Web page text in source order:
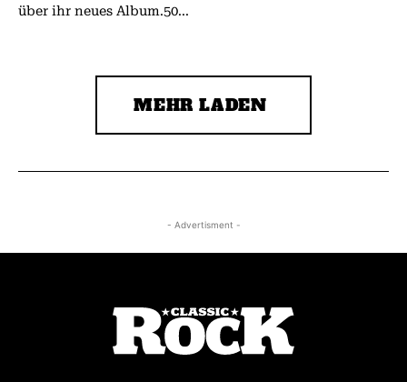
über ihr neues Album.50...
MEHR LADEN
- Advertisment -